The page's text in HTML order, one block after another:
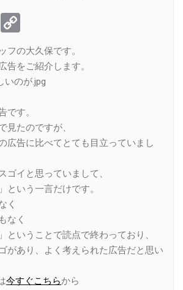
Line
Link
フの大久保です。
告をご紹介します。
です。
見たのですが、
広告に比べてとても目立っていまし
ゴイと思っていまして、
という一言だけです。
く
なく
ということで読点で終わっており、
があり、よく考えられた広告だと思い
今すぐこちらから